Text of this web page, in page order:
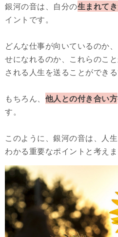
銀河の音は、自分の生まれて
イントです。
どんな仕事が向いているのか
せになれるのか、これらのこ
される人生を送ることができる
もちろん、 他人との付き合い方
す。
このように、銀河の音は、人
わかる重要なポイントと考えま